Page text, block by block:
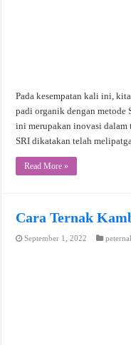
Pada kesempatan kali ini,
padi organik dengan metode
ini merupakan inovasi dalam
SRI dikatakan telah
Read More »
Cara Ternak
September 1, 2022